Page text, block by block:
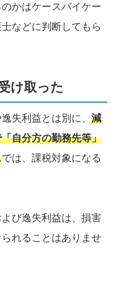
かはケースバイケー
などに判断してもら
け取った
失利益とは別に、 減
自分方の勤務先等」
では、課税対象になる
び逸失利益は、損害
れることはありませ